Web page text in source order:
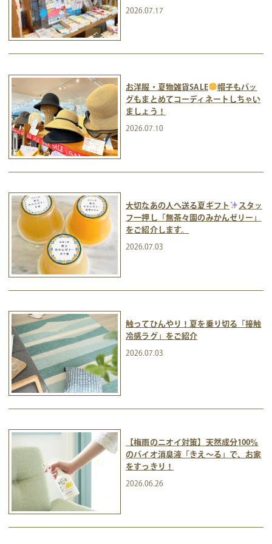
2026.07.17
お洋服・夏物雑貨SALE
帽子もバッ
グもまとめてコーディネートしちゃい
ましょう！
2026.07.10
大切なあの人へ送る夏ギフト
スタッ
フ一押し「無茶々園のみかんゼリー」
をご紹介します。
2026.07.03
触ってひんやり！夏を乗り切る「接触
冷感ラグ」をご紹介
2026.07.03
【梅雨のニオイ対策】天然成分100％
のバイオ消臭液「きえ～る」で、お家
をすっきり！
2026.06.26